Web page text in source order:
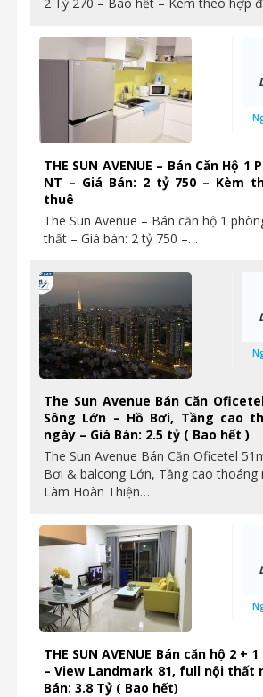
THE SUN AVENUE – Bán Căn Hộ 1
NT – Giá Bán: 2 tỷ 750 – Kèm
thuê
The Sun Avenue – Bán căn hộ 1
thất – Giá bán: 2 tỷ 750 –…
The Sun Avenue Bán Căn
Sông Lớn – Hồ Bơi, Tầng cao
ngày – Giá Bán: 2.5 tỷ ( Bao hết )
The Sun Avenue Bán Căn Oficetel
Bơi & balcong Lớn, Tầng cao thoáng
Làm Hoàn Thiện…
THE SUN AVENUE Bán căn hộ 2 +
– View Landmark 81, full nội thất
Bán: 3.8 Tỷ ( Bao hết)